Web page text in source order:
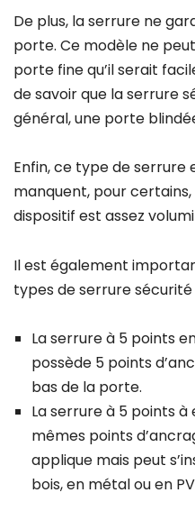
De plus, la serrure ne
porte. Ce modèle ne
porte fine qu’il serait
de savoir que la serrure
général, une porte
Enfin, ce type de serrure
manquent, pour
dispositif est assez
Il est également
types de serrure sécurité
La serrure à 5 points
possède 5 points
bas de la porte.
La serrure à 5 points
mêmes points
applique mais peut
bois, en métal ou en